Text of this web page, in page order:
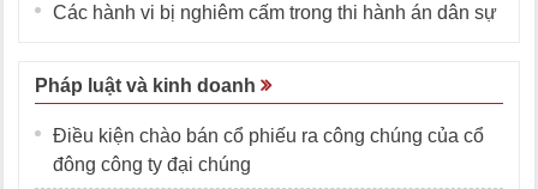
Các hành vi bị nghiêm cấm trong thi hành án dân sự
Pháp luật và kinh doanh
Điều kiện chào bán cổ phiếu ra công chúng của cổ
đông công ty đại chúng